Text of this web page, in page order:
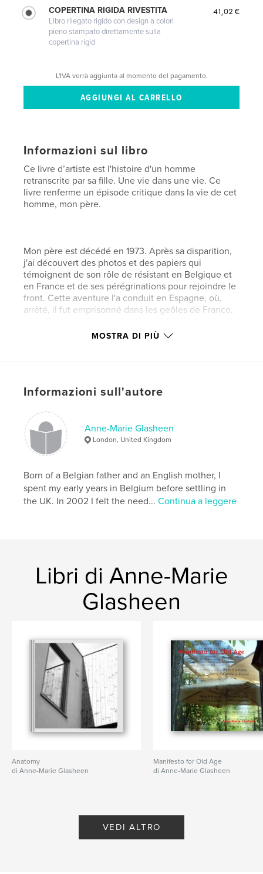
COPERTINA RIGIDA RIVESTITA
Libro rilegato rigido con design a colori
pieno stampato direttamente sulla
copertina rigid
41,02 €
L'IVA verrà aggiunta al momento del pagamento.
Informazioni sul libro
Ce livre d’artiste est l'histoire d'un homme
retranscrite par sa fille. Une vie dans une vie. Ce
livre renferme un épisode critique dans la vie de cet
homme, mon père.
Mon père est décédé en 1973. Après sa disparition,
j'ai découvert des photos et des papiers qui
témoignent de son rôle de résistant en Belgique et
en France et de ses pérégrinations pour rejoindre le
front. Cette aventure l'a conduit en Espagne, où,
arrêté, il fut emprisonné dans les geôles de Franco,
gagna ensuite l'Angleterre, via l'Irlande, où il atterrit
Funzionalità e dettagli
Categoria principale: Biografie e memorie
Formato del progetto:
N° di pagine:34
Data di pubblicazione: mar 18, 2009
MOSTRA DI PIÙ
Informazioni sull'autore
Anne-Marie Glasheen
London, United Kingdom
Born of a Belgian father and an English mother, I
spent my early years in Belgium before settling in
the UK. In 2002 I felt the need...Continua a leggere
Libri di Anne-Marie
Glasheen
Anatomy
di Anne-Marie Glasheen
Manifesto for Old Age
di Anne-Marie Glasheen
VEDI ALTRO